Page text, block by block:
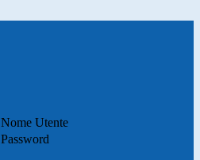
Nome Utente
Password